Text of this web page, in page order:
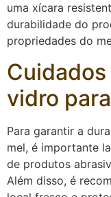
uma xícara
durabilidade do
propriedades do
vidro
Para garantir a
mel, é importante
de produtos
Além disso, é